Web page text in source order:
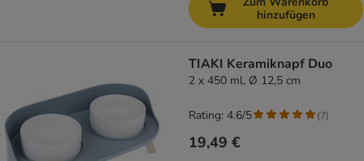
hinzufügen
TIAKI Keramiknapf Duo
2 x 450 ml, Ø 12,5 cm
19,49 €
Rating: 4.6/5 (7)